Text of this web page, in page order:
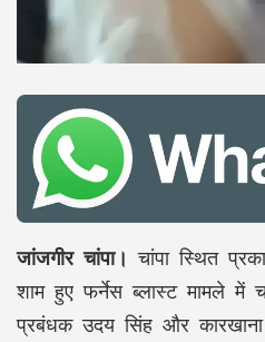
जांजगीर चांपा। चांपा स्थित
शाम हुए फर्नेस ब्लास्ट मामले में
प्रबंधक उदय सिंह और